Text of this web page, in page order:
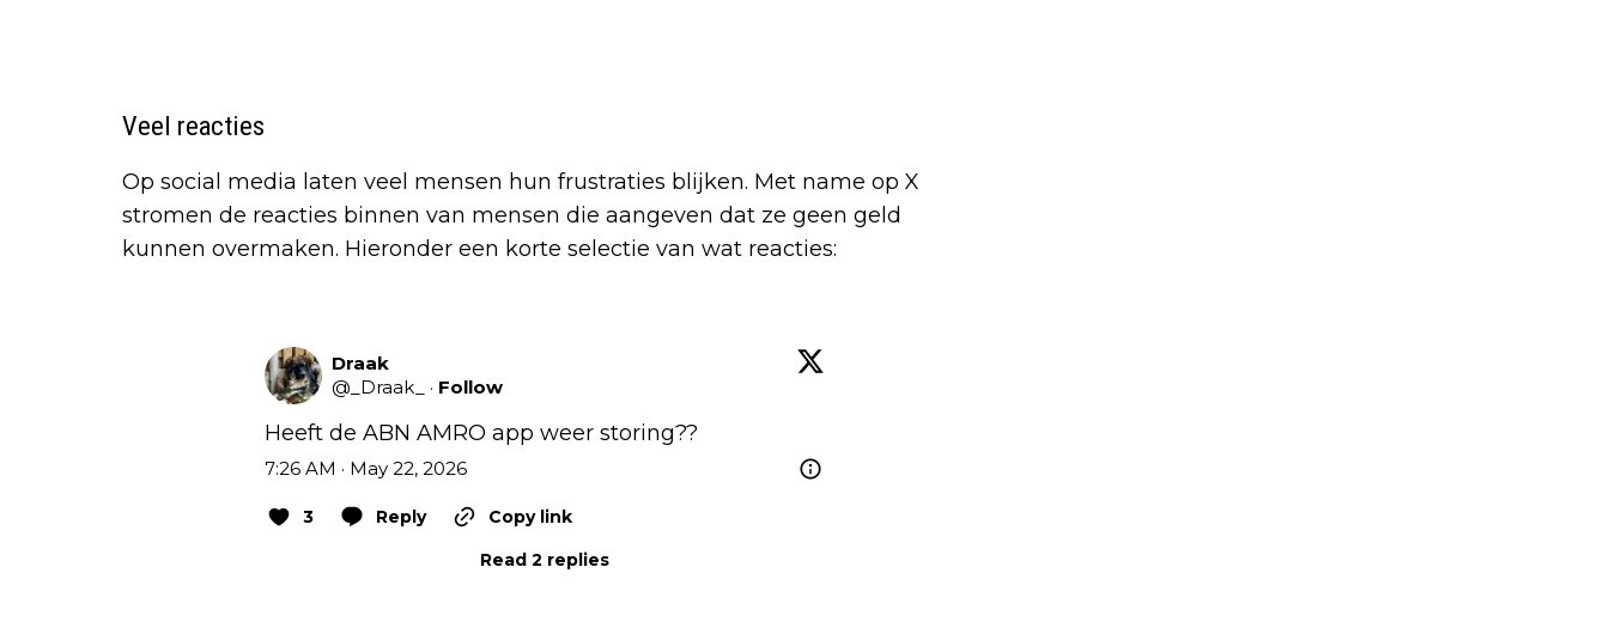
Veel reacties
Op social media laten veel mensen hun frustraties blijken. Met name op X
stromen de reacties binnen van mensen die aangeven dat ze geen geld
kunnen overmaken. Hieronder een korte selectie van wat reacties:
Draak
@ _Draak_ · Follow
Heeft de ABN AMRO app weer storing??
7:26 AM · May 22, 2026
3 Reply
Copy link
Read 2 replies